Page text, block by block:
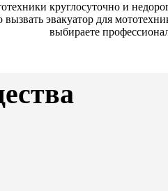
круглосуточно и
вызвать эвакуатор для
выбираете